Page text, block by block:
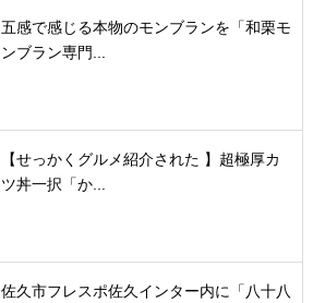
五感で感じる本物のモンブランを「和栗モ
ンブラン専門...
【せっかくグルメ紹介された 】超極厚カ
ツ丼一択「か...
佐久市フレスポ佐久インター内に「八十八